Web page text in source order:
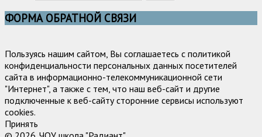
ФОРМА ОБРАТНОЙ СВЯЗИ
Пользуясь нашим сайтом, Вы соглашаетесь с политикой
конфиденциальности персональных данных посетителей
сайта в информационно-телекоммуникационной сети
"Интернет", а также с тем, что наш веб-сайт и другие
подключенные к веб-сайту сторонние сервисы используют
cookies.
Принять